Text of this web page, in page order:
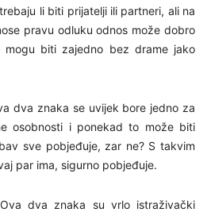
li biti prijatelji ili partneri, ali na
pravu odluku odnos može dobro
mogu biti zajedno bez drame jako
dva znaka se uvijek bore jedno za
osobnosti i ponekad to može biti
sve pobjeđuje, zar ne? S takvim
par ima, sigurno pobjeđuje.
dva znaka su vrlo istraživački